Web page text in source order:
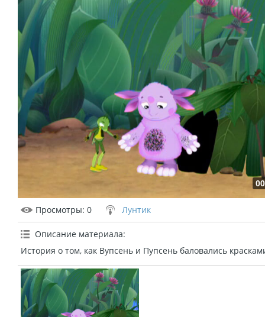
Просмотры: 0 Лунтик
Описание материала:
История о том, как Вупсень и Пупсень баловались